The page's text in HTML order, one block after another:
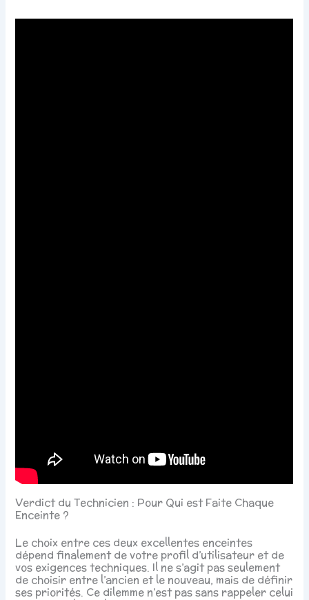
Verdict du Technicien : Pour Qui est Faite Chaque
Enceinte ?
Le choix entre ces deux excellentes enceintes
dépend finalement de votre profil d’utilisateur et de
vos exigences techniques. Il ne s’agit pas seulement
de choisir entre l’ancien et le nouveau, mais de définir
ses priorités. Ce dilemme n’est pas sans rappeler celui